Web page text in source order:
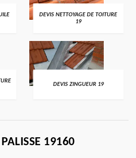
DEVIS NETTOYAGE DE TOITURE
19
DEVIS ZINGUEUR 19
19160